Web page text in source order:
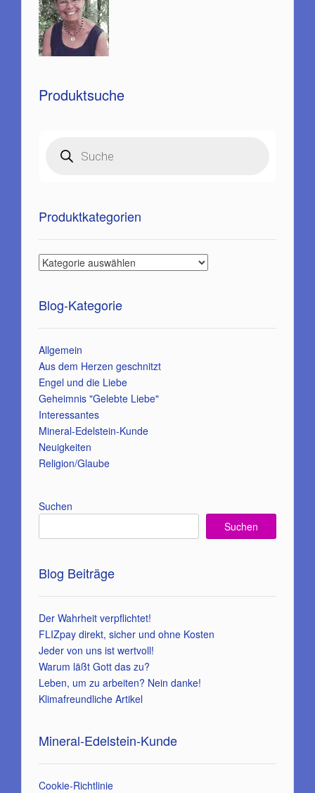
Produktsuche
search
Produktkategorien
Blog-Kategorie
Allgemein
Aus dem Herzen geschnitzt
Engel und die Liebe
Geheimnis "Gelebte Liebe"
Interessantes
Mineral-Edelstein-Kunde
Neuigkeiten
Religion/Glaube
Suchen
Suchen
Blog Beiträge
Der Wahrheit verpflichtet!
FLIZpay direkt, sicher und ohne Kosten
Jeder von uns ist wertvoll!
Warum läßt Gott das zu?
Leben, um zu arbeiten? Nein danke!
Klimafreundliche Artikel
Mineral-Edelstein-Kunde
Cookie-Richtlinie